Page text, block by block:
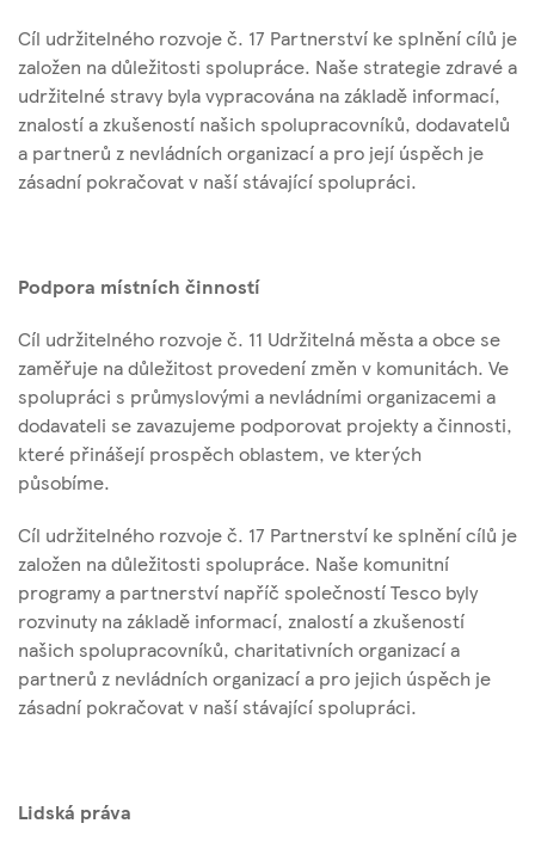
Cíl udržitelného rozvoje č. 17 Partnerství ke splnění cílů je
založen na důležitosti spolupráce. Naše strategie zdravé a
udržitelné stravy byla vypracována na základě informací,
znalostí a zkušeností našich spolupracovníků, dodavatelů
a partnerů z nevládních organizací a pro její úspěch je
zásadní pokračovat v naší stávající spolupráci.
Podpora místních činností
Cíl udržitelného rozvoje č. 11 Udržitelná města a obce se
zaměřuje na důležitost provedení změn v komunitách. Ve
spolupráci s průmyslovými a nevládními organizacemi a
dodavateli se zavazujeme podporovat projekty a činnosti,
které přinášejí prospěch oblastem, ve kterých
působíme.
Cíl udržitelného rozvoje č. 17 Partnerství ke splnění cílů je
založen na důležitosti spolupráce. Naše komunitní
programy a partnerství napříč společností Tesco byly
rozvinuty na základě informací, znalostí a zkušeností
našich spolupracovníků, charitativních organizací a
partnerů z nevládních organizací a pro jejich úspěch je
zásadní pokračovat v naší stávající spolupráci.
Lidská práva